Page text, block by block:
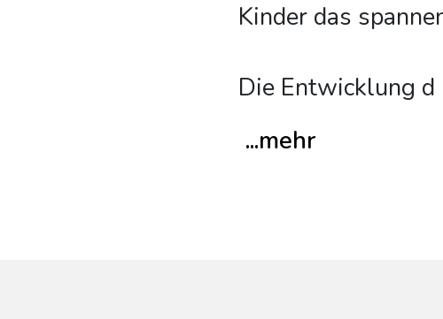
Kinder das
Die Entwicklung d
...mehr